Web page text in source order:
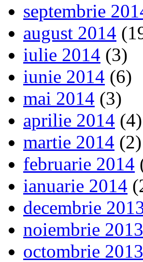
septembrie
august 2014
iulie 2014 (3)
iunie 2014 (6)
mai 2014 (3)
aprilie 2014 (4)
martie 2014 (2)
februarie 2014
ianuarie 2014
decembrie
noiembrie 2013
octombrie 2013